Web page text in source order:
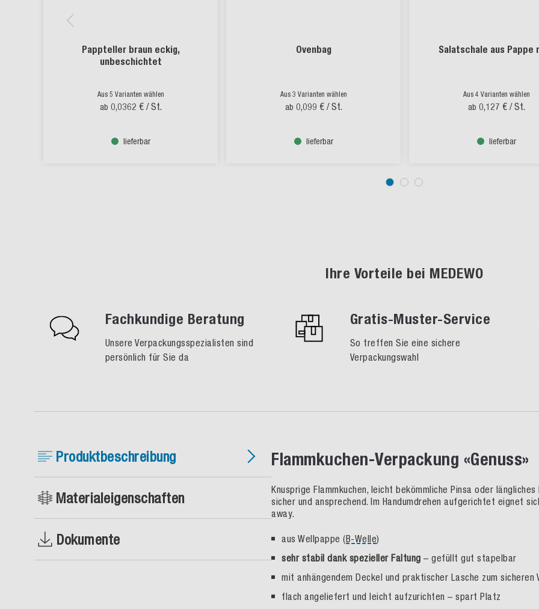
Pappteller braun eckig,
unbeschichtet
Aus 5 Varianten wählen
ab 0,0362 € / St.
lieferbar
Ovenbag
Aus 3 Varianten wählen
ab 0,099 € / St.
lieferbar
Salatschale aus Pappe
Aus 4 Varianten wählen
ab 0,127 € / St.
lieferbar
Ihre Vorteile bei MEDEWO
Fachkundige Beratung
Unsere Verpackungsspezialisten sind
persönlich für Sie da
Gratis-Muster-Service
So treffen Sie eine sichere
Verpackungswahl
Produktbeschreibung
Materialeigenschaften
Dokumente
Flammkuchen-Verpackung «Genuss»
Knusprige Flammkuchen, leicht bekömmliche Pinsa oder
sicher und ansprechend. Im Handumdrehen aufgerichtet eignet
away.
aus Wellpappe (B-Welle)
sehr stabil dank spezieller Faltung – gefüllt gut stapelbar
mit anhängendem Deckel und praktischer Lasche zum sicheren
flach angeliefert und leicht aufzurichten – spart Platz